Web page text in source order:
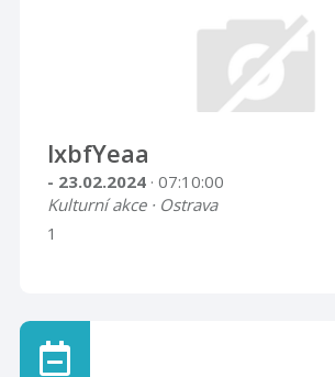
lxbfYeaa
- 23.02.2024 · 07:10:00
Kulturní akce · Ostrava
1